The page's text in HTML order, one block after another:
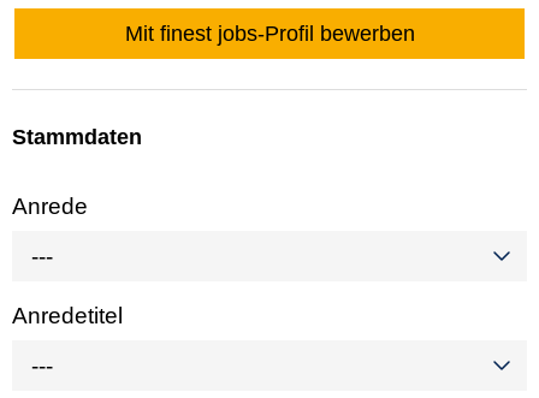
Mit finest jobs-Profil bewerben
Stammdaten
Anrede
---
Anredetitel
---